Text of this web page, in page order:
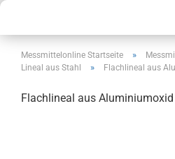
Messmittelonline Startseite »
Lineal aus Stahl » Flachlineal aus
Flachlineal aus